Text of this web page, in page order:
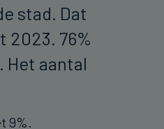
stad. Dat
2023. 76%
Het aantal
9%.